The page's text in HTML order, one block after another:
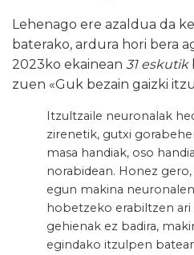
Lehenago ere azaldua da
baterako, ardura hori bera
2023ko ekainean 31 eskutik
zuen «Guk bezain gaizki
Itzultzaile neuronalak
zirenetik, gutxi
masa handiak, oso
norabidean. Honez
egun makina neuronalen
hobetzeko erabiltzen ari
gehienak ez badira,
egindako itzulpen